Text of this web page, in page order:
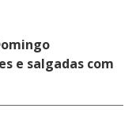
e salgadas com